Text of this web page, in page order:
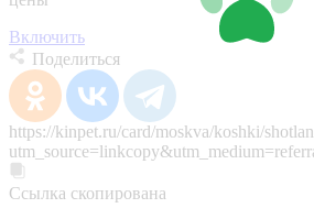
Включить
Поделиться
https://kinpet.ru/card/moskva/koshki/
Ссылка скопирована